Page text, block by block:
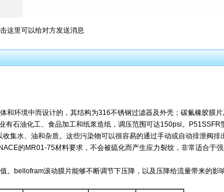
和环境中而设计的，其结构为316不锈钢过滤器及外壳；碳氟橡胶膜
有石油化工、食品加工和纸浆造纸，调压范围可达150psi。P51SSFR
集水、油和杂质。这些污染物可以很容易的通过手动或自动排泄阀排
的MR01-75材料要求，不会被硫化而产生应力裂纹，非常适合于
。bellofram滚动膜片能够不断调节下压降，以及压降给流量带来的影响